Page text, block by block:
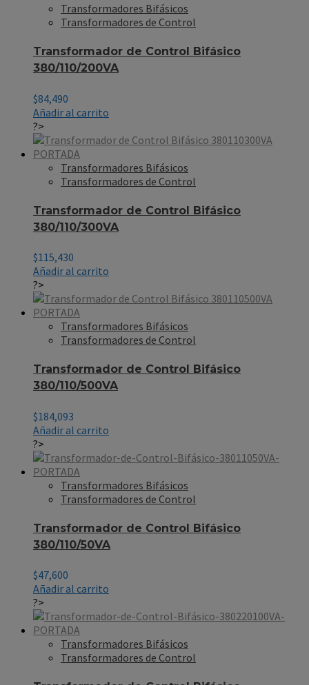
Transformadores Bifásicos
Transformadores de Control
Transformador de Control Bifásico
380/110/200VA
$84,490
Añadir al carrito
?>
Transformadores Bifásicos
Transformadores de Control
Transformador de Control Bifásico
380/110/300VA
$115,430
Añadir al carrito
?>
Transformadores Bifásicos
Transformadores de Control
Transformador de Control Bifásico
380/110/500VA
$184,093
Añadir al carrito
?>
Transformadores Bifásicos
Transformadores de Control
Transformador de Control Bifásico
380/110/50VA
$47,600
Añadir al carrito
?>
Transformadores Bifásicos
Transformadores de Control